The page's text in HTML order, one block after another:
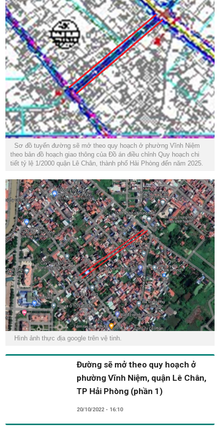
Sơ đồ tuyến đường sẽ mở theo quy hoạch ở phường Vĩnh Niệm
theo bản đồ hoạch giao thông của Đồ án điều chỉnh Quy hoạch chi
tiết tỷ lệ 1/2000 quận Lê Chân, thành phố Hải Phòng đến năm 2025.
Hình ảnh thực địa google trên vệ tinh.
Đường sẽ mở theo quy hoạch ở
phường Vĩnh Niệm, quận Lê Chân,
TP Hải Phòng (phần 1)
20/10/2022 - 16:10